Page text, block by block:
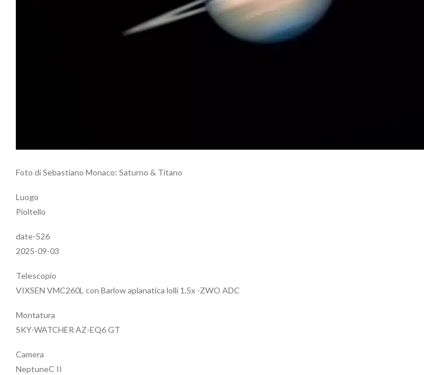
Foto di Sebastiano Monaco: Saturno & Titano
Luogo
Pioltello
date-526
2025-09-03
Telescopio
VIXSEN VMC260L con Barlow aplanatica lolli 1,5x -ZWO ADC
Montatura
SKY-WATCHER AZ-EQ6 GT
Camera
NeptuneC II